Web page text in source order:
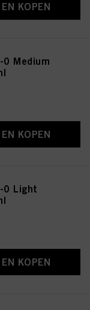
KOPEN
0 Medium
KOPEN
0 Light
KOPEN